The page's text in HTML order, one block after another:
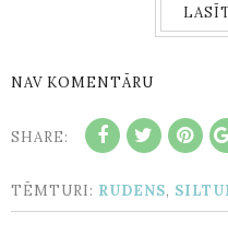
NAV KOMENTĀRU
SHARE:
TĒMTURI: RUDENS,